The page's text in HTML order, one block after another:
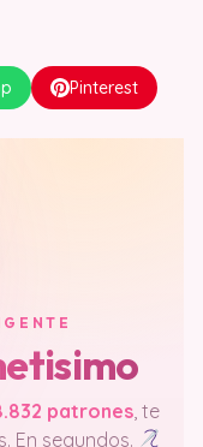
Pinterest
patrones , te
En segundos.